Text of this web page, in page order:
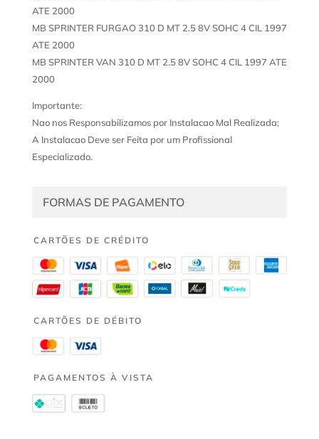
ATE 2000
MB SPRINTER FURGAO 310 D MT 2.5 8V SOHC 4 CIL 1997
ATE 2000
MB SPRINTER VAN 310 D MT 2.5 8V SOHC 4 CIL 1997 ATE
2000
Importante:
Nao nos Responsabilizamos por Instalacao Mal Realizada;
A Instalacao Deve ser Feita por um Profissional
Especializado.
FORMAS DE PAGAMENTO
CARTÕES DE CRÉDITO
CARTÕES DE DÉBITO
PAGAMENTOS À VISTA